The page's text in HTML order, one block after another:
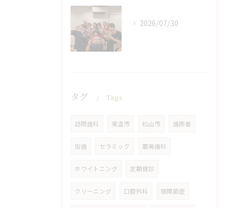
2026/07/30
タグ Tags
訪問歯科 東温市 松山市 歯医者
虫歯 セラミック 審美歯科
ホワイトニング 定期健診
クリーニング 口腔外科 顎関節症